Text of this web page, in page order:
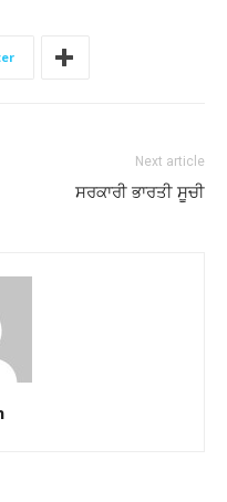
Next article
ਸਰਕਾਰੀ ਭਾਰਤੀ ਸੂਚੀ